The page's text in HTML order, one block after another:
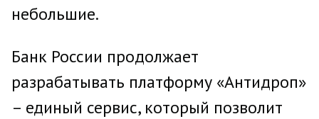
небольшие.
Банк России продолжает
разрабатывать платформу «Антидроп»
– единый сервис, который позволит